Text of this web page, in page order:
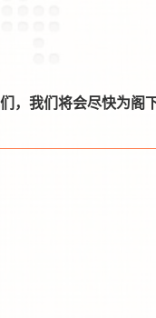
，我们将会尽快为阁下